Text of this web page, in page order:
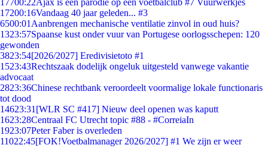
17700:22Ajax is een parodie op een voetbalclub #7 Vuurwerkjes
17200:16Vandaag 40 jaar geleden... #3
6500:01 Aanbrengen mechanische ventilatie zinvol in oud huis?
1323:57Spaanse kust onder vuur van Portugese oorlogsschepen: 120
gewonden
3823:54[2026/2027] Eredivisietoto #1
1523:43Rechtszaak dodelijk ongeluk uitgesteld vanwege vakantie
advocaat
2823:36Chinese rechtbank veroordeelt voormalige lokale functionaris
tot dood
14623:31 [WLR SC #417] Nieuw deel openen was kaputt
1623:28Centraal FC Utrecht topic #88 - #CorreiaIn
1923:07Peter Faber is overleden
11022:45[FOK!Voetbalmanager 2026/2027] #1 We zijn er weer